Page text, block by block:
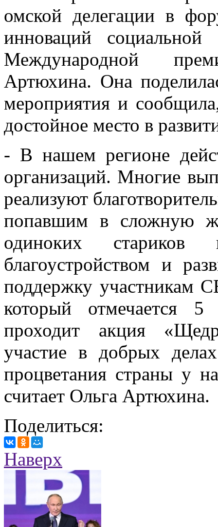
омской делегации в
инноваций
Международной
Артюхина. Она
мероприятия и
достойное место в
- В нашем регионе
организаций. Многие
реализуют
попавшим в сложную
одиноких стариков
благоустройством и
поддержку участникам
который отмечается
проходит акция
участие в добрых
процветания страны у
считает Ольга Артюхина.
Поделиться:
Наверх